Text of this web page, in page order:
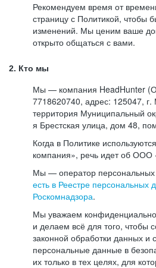
Рекомендуем время от
страницу с Политикой, чтобы
изменений. Мы ценим ваше
открыто общаться с вами.
2. Кто мы
Мы — компания HeadHunter
7718620740, адрес: 125047, г.
территория Муниципальный
я Брестская улица, дом 48,
Когда в Политике
компания», речь идет об ООО
Мы — оператор
есть в Реестре персональных
Роскомнадзора.
Мы уважаем
и делаем всё для того, чтобы
законной обработки данных и
персональные данные в
их только в тех целях, для